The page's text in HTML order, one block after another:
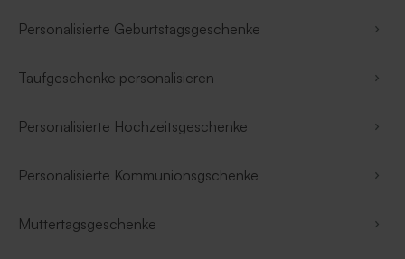
Personalisierte Geburtstagsgeschenke
Taufgeschenke personalisieren
Personalisierte Hochzeitsgeschenke
Personalisierte Kommunionsgschenke
Muttertagsgeschenke